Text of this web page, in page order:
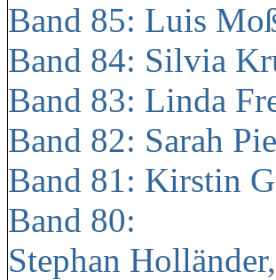
Band 85: Luis
Band 84: Silvia
Band 83: Linda
Band 82: Sarah
Band 81: Kirstin
Band 80:
Stephan Holländer,